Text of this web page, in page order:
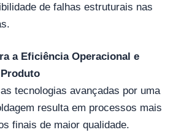
de falhas estruturais nas
a Eficiência Operacional e
tecnologias avançadas por uma
resulta em processos mais
finais de maior qualidade.